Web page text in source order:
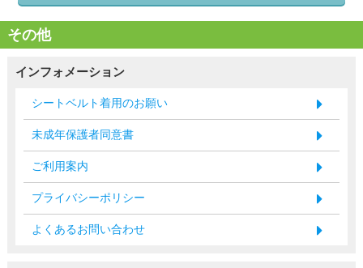
その他
インフォメーション
シートベルト着用のお願い
未成年保護者同意書
ご利用案内
プライバシーポリシー
よくあるお問い合わせ